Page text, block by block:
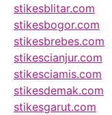
stikesblitar.com
stikesbogor.com
stikesbrebes.com
stikescianjur.com
stikesciamis.com
stikesdemak.com
stikesgarut.com